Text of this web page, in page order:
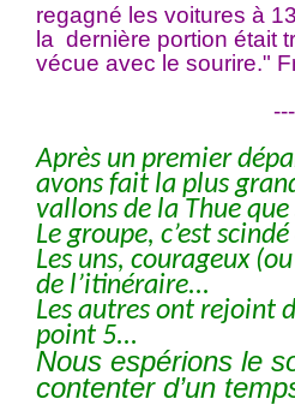
regagné les voitures à
la dernière portion était
vécue avec le sourire."
Après un premier
avons fait la plus
vallons de la Thue
Le groupe, c’est
Les uns, courageux
de l’itinéraire...
Les autres ont rejoint
point 5...
Nous espérions le
contenter d’un